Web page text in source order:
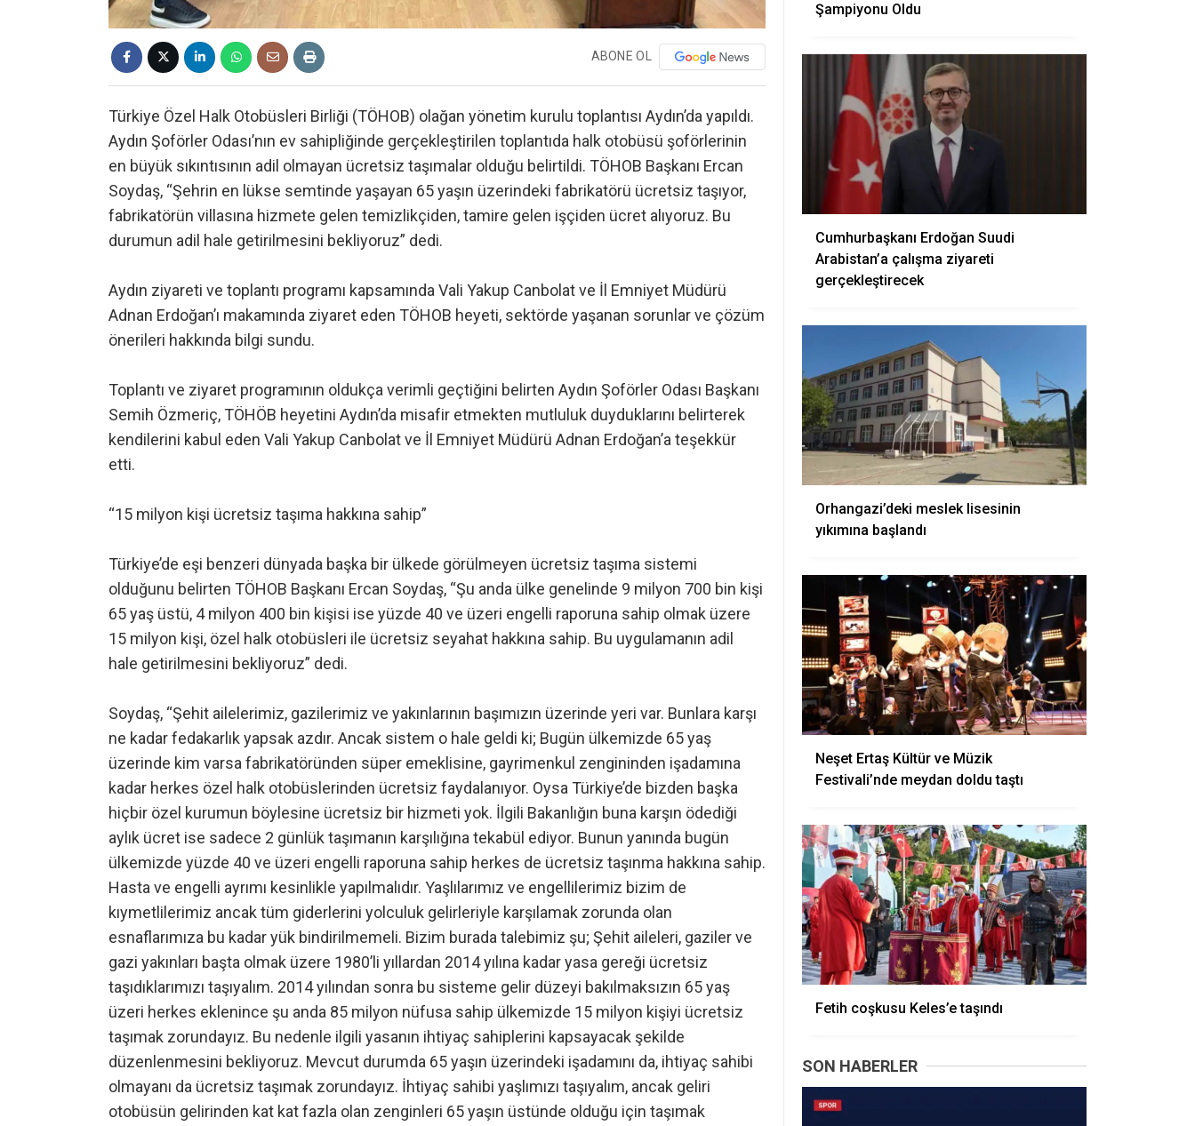
ABONE OL
Türkiye Özel Halk Otobüsleri Birliği (TÖHOB) olağan yönetim kurulu toplantısı Aydın’da yapıldı.
Aydın Şoförler Odası’nın ev sahipliğinde gerçekleştirilen toplantıda halk otobüsü şoförlerinin
en büyük sıkıntısının adil olmayan ücretsiz taşımalar olduğu belirtildi. TÖHOB Başkanı Ercan
Soydaş, “Şehrin en lükse semtinde yaşayan 65 yaşın üzerindeki fabrikatörü ücretsiz taşıyor,
fabrikatörün villasına hizmete gelen temizlikçiden, tamire gelen işçiden ücret alıyoruz. Bu
durumun adil hale getirilmesini bekliyoruz” dedi.
Aydın ziyareti ve toplantı programı kapsamında Vali Yakup Canbolat ve İl Emniyet Müdürü
Adnan Erdoğan’ı makamında ziyaret eden TÖHOB heyeti, sektörde yaşanan sorunlar ve çözüm
önerileri hakkında bilgi sundu.
Toplantı ve ziyaret programının oldukça verimli geçtiğini belirten Aydın Şoförler Odası Başkanı
Semih Özmeriç, TÖHÖB heyetini Aydın’da misafir etmekten mutluluk duyduklarını belirterek
kendilerini kabul eden Vali Yakup Canbolat ve İl Emniyet Müdürü Adnan Erdoğan’a teşekkür
etti.
“15 milyon kişi ücretsiz taşıma hakkına sahip”
Türkiye’de eşi benzeri dünyada başka bir ülkede görülmeyen ücretsiz taşıma sistemi
olduğunu belirten TÖHOB Başkanı Ercan Soydaş, “Şu anda ülke genelinde 9 milyon 700 bin kişi
65 yaş üstü, 4 milyon 400 bin kişisi ise yüzde 40 ve üzeri engelli raporuna sahip olmak üzere
15 milyon kişi, özel halk otobüsleri ile ücretsiz seyahat hakkına sahip. Bu uygulamanın adil
hale getirilmesini bekliyoruz” dedi.
Soydaş, “Şehit ailelerimiz, gazilerimiz ve yakınlarının başımızın üzerinde yeri var. Bunlara karşı
ne kadar fedakarlık yapsak azdır. Ancak sistem o hale geldi ki; Bugün ülkemizde 65 yaş
üzerinde kim varsa fabrikatöründen süper emeklisine, gayrimenkul zengininden işadamına
kadar herkes özel halk otobüslerinden ücretsiz faydalanıyor. Oysa Türkiye’de bizden başka
hiçbir özel kurumun böylesine ücretsiz bir hizmeti yok. İlgili Bakanlığın buna karşın ödediği
aylık ücret ise sadece 2 günlük taşımanın karşılığına tekabül ediyor. Bunun yanında bugün
ülkemizde yüzde 40 ve üzeri engelli raporuna sahip herkes de ücretsiz taşınma hakkına sahip.
Hasta ve engelli ayrımı kesinlikle yapılmalıdır. Yaşlılarımız ve engellilerimiz bizim de
kıymetlilerimiz ancak tüm giderlerini yolculuk gelirleriyle karşılamak zorunda olan
esnaflarımıza bu kadar yük bindirilmemeli. Bizim burada talebimiz şu; Şehit aileleri, gaziler ve
gazi yakınları başta olmak üzere 1980’li yıllardan 2014 yılına kadar yasa gereği ücretsiz
taşıdıklarımızı taşıyalım. 2014 yılından sonra bu sisteme gelir düzeyi bakılmaksızın 65 yaş
üzeri herkes eklenince şu anda 85 milyon nüfusa sahip ülkemizde 15 milyon kişiyi ücretsiz
taşımak zorundayız. Bu nedenle ilgili yasanın ihtiyaç sahiplerini kapsayacak şekilde
düzenlenmesini bekliyoruz. Mevcut durumda 65 yaşın üzerindeki işadamını da, ihtiyaç sahibi
olmayanı da ücretsiz taşımak zorundayız. İhtiyaç sahibi yaşlımızı taşıyalım, ancak geliri
otobüsün gelirinden kat kat fazla olan zenginleri 65 yaşın üstünde olduğu için taşımak
Şampiyonu Oldu
Cumhurbaşkanı Erdoğan Suudi
Arabistan’a çalışma ziyareti
gerçekleştirecek
Orhangazi’deki meslek lisesinin
yıkımına başlandı
Neşet Ertaş Kültür ve Müzik
Festivali’nde meydan doldu taştı
Fetih coşkusu Keles’e taşındı
SON HABERLER